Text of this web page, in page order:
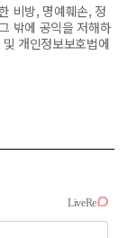
비방, 명예훼손, 정
밖에 공익을 저해하
개인정보보호법에